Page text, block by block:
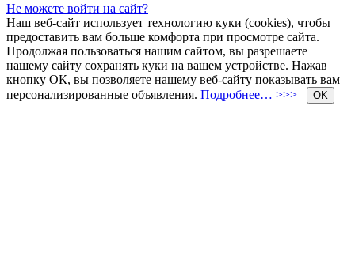
Не можете войти на сайт?
Наш веб-сайт использует технологию куки (cookies), чтобы
предоставить вам больше комфорта при просмотре сайта.
Продолжая пользоваться нашим сайтом, вы разрешаете
нашему сайту сохранять куки на вашем устройстве. Нажав
кнопку ОК, вы позволяете нашему веб-сайту показывать вам
персонализированные объявления. Подробнее… >>> OK